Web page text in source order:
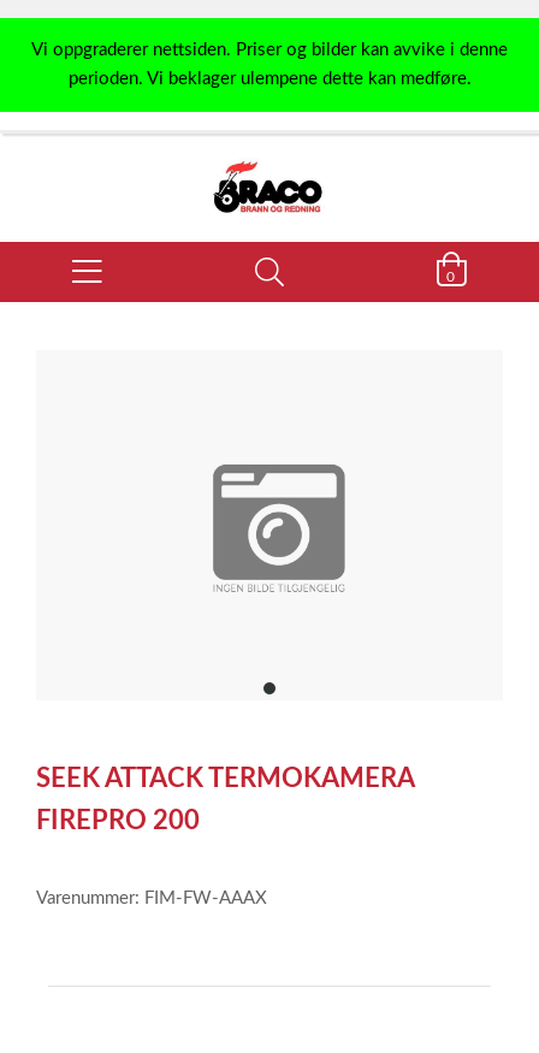
Vi oppgraderer nettsiden. Priser og bilder kan avvike i denne
perioden. Vi beklager ulempene dette kan medføre.
0
item
of
1
SEEK ATTACK TERMOKAMERA
FIREPRO 200
Varenummer: FIM-FW-AAAX